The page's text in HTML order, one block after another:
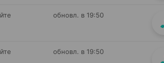
обновл. в 19:50
обновл. в 19:50